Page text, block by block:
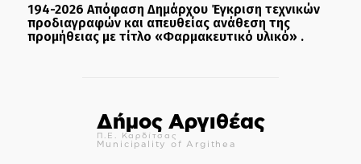
194-2026 Απόφαση Δημάρχου Έγκριση τεχνικών
προδιαγραφών και απευθείας ανάθεση της
προμήθειας με τίτλο «Φαρμακευτικό υλικό» .
Δήμος Αργιθέας
Π.Ε. Καρδίτσας
Municipality of Argithea